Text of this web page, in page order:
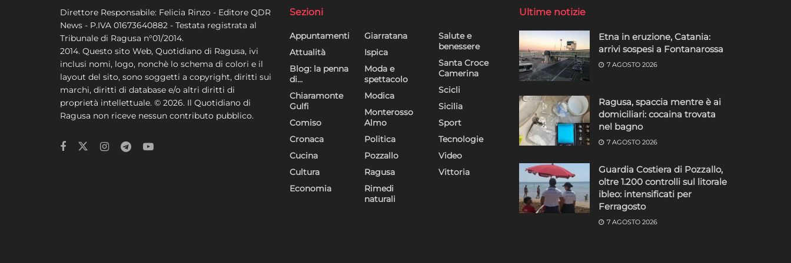
Direttore Responsabile: Felicia Rinzo - Editore QDR
News - P.IVA 01673640882 - Testata registrata al
Tribunale di Ragusa n°01/2014.
2014. Questo sito Web, Quotidiano di Ragusa, ivi
inclusi nomi, logo, nonchè lo schema di colori e il
layout del sito, sono soggetti a copyright, diritti sui
marchi, diritti di database e/o altri diritti di
proprietà intellettuale. © 2026. Il Quotidiano di
Ragusa non riceve nessun contributo pubblico.
Sezioni
Appuntamenti
Attualità
Blog: la penna
di…
Chiaramonte
Gulfi
Comiso
Cronaca
Cucina
Cultura
Economia
Giarratana
Ispica
Moda e
spettacolo
Modica
Monterosso
Almo
Politica
Pozzallo
Ragusa
Rimedi
naturali
Salute e
benessere
Santa Croce
Camerina
Scicli
Sicilia
Sport
Tecnologie
Video
Vittoria
Ultime notizie
Etna in eruzione, Catania:
arrivi sospesi a Fontanarossa
7 AGOSTO 2026
Ragusa, spaccia mentre è ai
domiciliari: cocaina trovata
nel bagno
7 AGOSTO 2026
Guardia Costiera di Pozzallo,
oltre 1.200 controlli sul litorale
ibleo: intensificati per
Ferragosto
7 AGOSTO 2026